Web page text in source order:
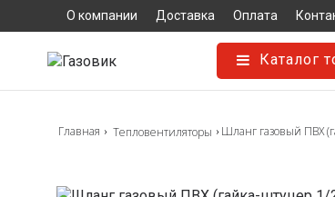
О компании Доставка Оплата
Каталог
Главная Тепловентиляторы Шланг газовый ПВХ